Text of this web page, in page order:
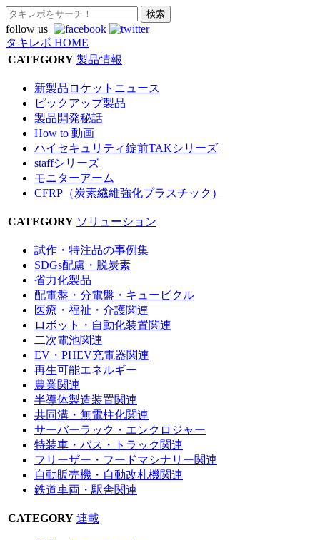
follow us
タキレポ HOME
CATEGORY 製品情報
新製品ロケットニュース
ピックアップ製品
製品開発秘話
How to 動画
ハイセキュリティ錠前TAKシリーズ
staffシリーズ
モニターアーム
CFRP（炭素繊維強化プラスチック）
CATEGORY ソリューション
試作・特注品の事例集
SDGs配慮・脱炭素
省力化製品
配電盤・分電盤・キュービクル
医療・福祉・介護関連
ロボット・自動化装置関連
二次電池関連
EV・PHEV充電器関連
再生可能エネルギー
農業関連
半導体製造装置関連
共同溝・無電柱化関連
サーバーラック・エンクロジャー
特装車・バス・トラック関連
フリーザー・フードマシナリー関連
自動販売機・自動改札機関連
鉄道車両・駅舎関連
CATEGORY 連載